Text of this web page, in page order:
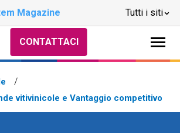
Magazine Tutti i siti
CONTATTACI
vitivinicole e Vantaggio competitivo